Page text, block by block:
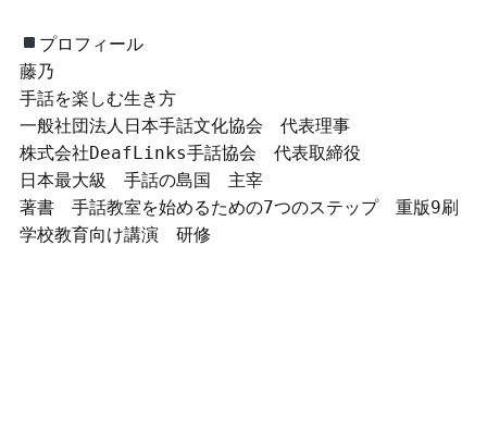
プロフィール
藤乃
手話を楽しむ生き方
一般社団法人日本手話文化協会　代表理事
株式会社DeafLinks手話協会　代表取締役
日本最大級　手話の島国　主宰
著書　手話教室を始めるための7つのステップ　重版9刷
学校教育向け講演　研修